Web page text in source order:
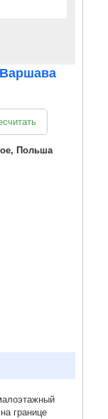
Польша
границе